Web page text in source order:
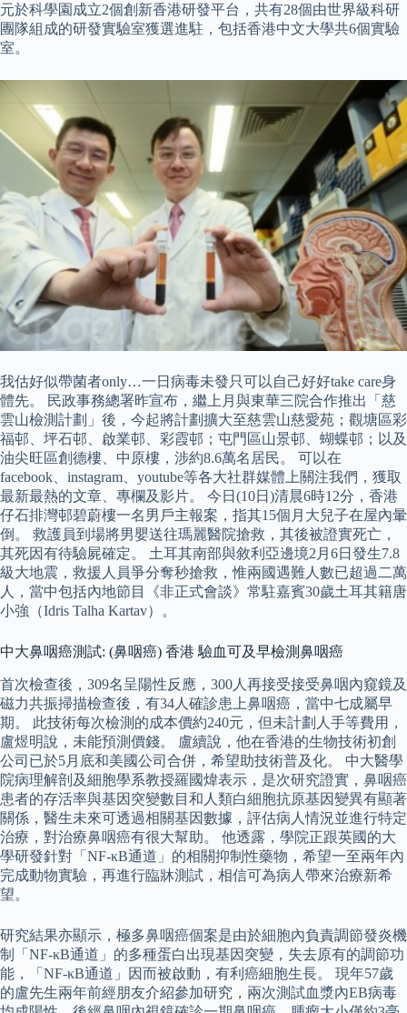
元於科學園成立2個創新香港研發平台，共有28個由世界級科研
團隊組成的研發實驗室獲選進駐，包括香港中文大學共6個實驗
室。
我估好似帶菌者only…一日病毒未發只可以自己好好take care身
體先。 民政事務總署昨宣布，繼上月與東華三院合作推出「慈
雲山檢測計劃」後，今起將計劃擴大至慈雲山慈愛苑；觀塘區彩
福邨、坪石邨、啟業邨、彩霞邨；屯門區山景邨、蝴蝶邨；以及
油尖旺區創德樓、中原樓，涉約8.6萬名居民。 可以在
facebook、instagram、youtube等各大社群媒體上關注我們，獲取
最新最熱的文章、專欄及影片。 今日(10日)清晨6時12分，香港
仔石排灣邨碧蔚樓一名男戶主報案，指其15個月大兒子在屋內暈
倒。 救護員到場將男嬰送往瑪麗醫院搶救，其後被證實死亡，
其死因有待驗屍確定。 土耳其南部與敘利亞邊境2月6日發生7.8
級大地震，救援人員爭分奪秒搶救，惟兩國遇難人數已超過二萬
人，當中包括內地節目《非正式會談》常駐嘉賓30歲土耳其籍唐
小強（Idris Talha Kartav）。
中大鼻咽癌測試: (鼻咽癌) 香港 驗血可及早檢測鼻咽癌
首次檢查後，309名呈陽性反應，300人再接受接受鼻咽內窺鏡及
磁力共振掃描檢查後，有34人確診患上鼻咽癌，當中七成屬早
期。 此技術每次檢測的成本價約240元，但未計劃人手等費用，
盧煜明說，未能預測價錢。 盧續說，他在香港的生物技術初創
公司已於5月底和美國公司合併，希望助技術普及化。 中大醫學
院病理解剖及細胞學系教授羅國煒表示，是次研究證實，鼻咽癌
患者的存活率與基因突變數目和人類白細胞抗原基因變異有顯著
關係，醫生未來可透過相關基因數據，評估病人情況並進行特定
治療，對治療鼻咽癌有很大幫助。 他透露，學院正跟英國的大
學研發針對「NF-κB通道」的相關抑制性藥物，希望一至兩年內
完成動物實驗，再進行臨牀測試，相信可為病人帶來治療新希
望。
研究結果亦顯示，極多鼻咽癌個案是由於細胞內負責調節發炎機
制「NF-κB通道」的多種蛋白出現基因突變，失去原有的調節功
能，「NF-κB通道」因而被啟動，有利癌細胞生長。 現年57歲
的盧先生兩年前經朋友介紹參加研究，兩次測試血漿內EB病毒